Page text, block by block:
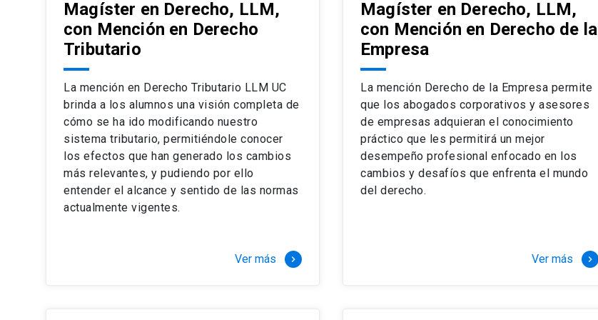
Magíster en Derecho, LLM,
con Mención en Derecho
Tributario
La mención en Derecho Tributario LLM UC
brinda a los alumnos una visión completa de
cómo se ha ido modificando nuestro
sistema tributario, permitiéndole conocer
los efectos que han generado los cambios
más relevantes, y pudiendo por ello
entender el alcance y sentido de las normas
actualmente vigentes.
Ver más keyboard_arrow_right
Magíster en Derecho, LLM,
con Mención en Derecho de la
Empresa
La mención Derecho de la Empresa permite
que los abogados corporativos y asesores
de empresas adquieran el conocimiento
práctico que les permitirá un mejor
desempeño profesional enfocado en los
cambios y desafíos que enfrenta el mundo
del derecho.
Ver más keyboard_arrow_right